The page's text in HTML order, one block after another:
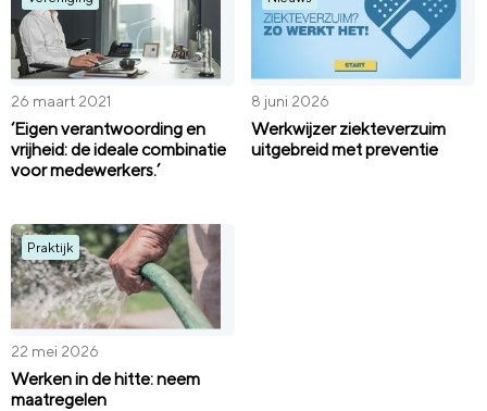
26 maart 2021
‘Eigen verantwoording en
vrijheid: de ideale combinatie
voor medewerkers.’
8 juni 2026
Werkwijzer ziekteverzuim
uitgebreid met preventie
Praktijk
22 mei 2026
Werken in de hitte: neem
maatregelen